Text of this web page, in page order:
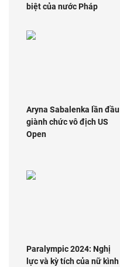
biệt của nước Pháp
Aryna Sabalenka lần đầu
giành chức vô địch US
Open
Paralympic 2024: Nghị
lực và kỳ tích của nữ kình